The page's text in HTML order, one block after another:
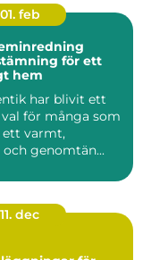
01. feb
för ett
hem
har blivit ett
för många som
ett varmt,
genomtän...
11. dec